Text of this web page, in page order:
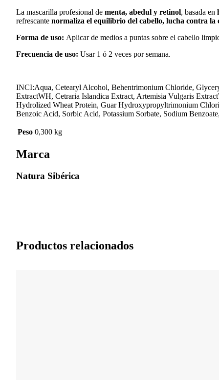
La mascarilla profesional de menta, abedul y retinol, basada en
refrescante normaliza el equilibrio del cabello, lucha contra
Forma de uso: Aplicar de medios a puntas sobre el cabello
Frecuencia de uso: Usar 1 ó 2 veces por semana.
INCI:Aqua, Cetearyl Alcohol, Behentrimonium Chloride,
ExtractWH, Cetraria Islandica Extract, Artemisia Vulgaris
Hydrolized Wheat Protein, Guar Hydroxypropyltrimonium
Benzoic Acid, Sorbic Acid, Potassium Sorbate, Sodium
Peso 0,300 kg
Marca
Natura Sibérica
Productos relacionados